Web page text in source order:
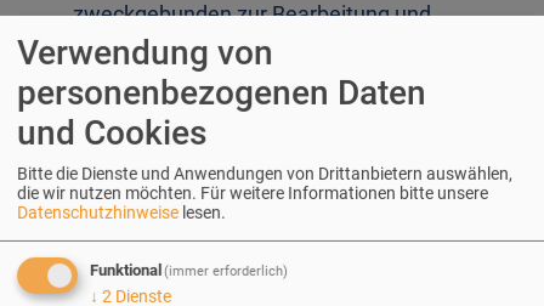
zweckgebunden zur Bearbeitung und
Beantwortung meiner Anfrage benutzt.
Mit dem Absenden des Kontaktformulars
erkläre ich mich mit der Verarbeitung
einverstanden.
Verwendung von
personenbezogenen Daten
und Cookies
Bitte die Dienste und Anwendungen von Drittanbietern auswählen,
die wir nutzen möchten. Für weitere Informationen bitte unsere
Datenschutzhinweise lesen.
Funktional (immer erforderlich)
↓ 2 Dienste